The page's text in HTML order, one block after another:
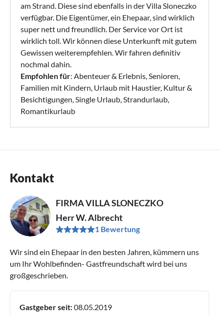
am Strand. Diese sind ebenfalls in der Villa Sloneczko
verfügbar. Die Eigentümer, ein Ehepaar, sind wirklich
super nett und freundlich. Der Service vor Ort ist
wirklich toll. Wir können diese Unterkunft mit gutem
Gewissen weiterempfehlen. Wir fahren definitiv
nochmal dahin.
Empfohlen für: Abenteuer & Erlebnis, Senioren,
Familien mit Kindern, Urlaub mit Haustier, Kultur &
Besichtigungen, Single Urlaub, Strandurlaub,
Romantikurlaub
Kontakt
FIRMA VILLA SLONECZKO
Herr W. Albrecht
1 Bewertung
Wir sind ein Ehepaar in den besten Jahren, kümmern uns
um Ihr Wohlbefinden- Gastfreundschaft wird bei uns
großgeschrieben.
Gastgeber seit:08.05.2019